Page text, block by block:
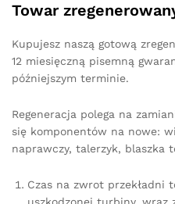
Towar
Kupujesz naszą gotową
12 miesięczną pisemną
późniejszym terminie.
Regeneracja polega na
się komponentów na nowe:
naprawczy, talerzyk, blaszka
Czas na zwrot przekładni
uszkodzonej turbiny, wraz